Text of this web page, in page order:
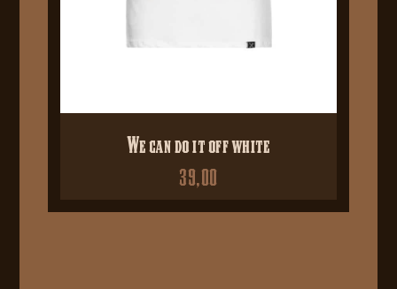
We can do it off white
39,00